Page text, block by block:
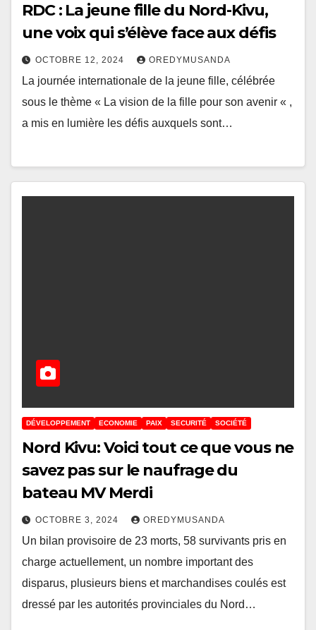
RDC : La jeune fille du Nord-Kivu,
une voix qui s’élève face aux défis
OCTOBRE 12, 2024 OREDYMUSANDA
La journée internationale de la jeune fille, célébrée
sous le thème « La vision de la fille pour son avenir « ,
a mis en lumière les défis auxquels sont…
DÉVELOPPEMENT ECONOMIE PAIX SECURITÉ SOCIÉTÉ
Nord Kivu: Voici tout ce que vous ne
savez pas sur le naufrage du
bateau MV Merdi
OCTOBRE 3, 2024 OREDYMUSANDA
Un bilan provisoire de 23 morts, 58 survivants pris en
charge actuellement, un nombre important des
disparus, plusieurs biens et marchandises coulés est
dressé par les autorités provinciales du Nord…